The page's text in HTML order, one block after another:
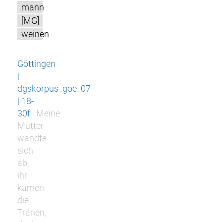
mann
[MG]
weinen
Göttingen
|
dgskorpus_goe_07
| 18-
30f
Meine
Mutter
wandte
sich
ab,
ihr
kamen
die
Tränen,